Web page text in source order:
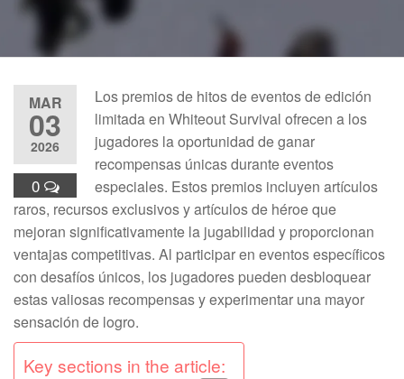
MAR
03
2026
0
Los premios de hitos de eventos de edición
limitada en Whiteout Survival ofrecen a los
jugadores la oportunidad de ganar
recompensas únicas durante eventos
especiales. Estos premios incluyen artículos
raros, recursos exclusivos y artículos de héroe que
mejoran significativamente la jugabilidad y proporcionan
ventajas competitivas. Al participar en eventos específicos
con desafíos únicos, los jugadores pueden desbloquear
estas valiosas recompensas y experimentar una mayor
sensación de logro.
Key sections in the article: